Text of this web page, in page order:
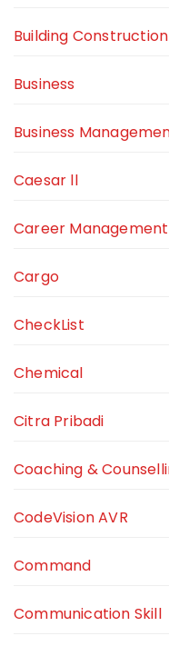
Building Construction
Business
Business
Caesar ll
Career Management
Cargo
CheckList
Chemical
Citra Pribadi
Coaching &
CodeVision AVR
Command
Communication Skill